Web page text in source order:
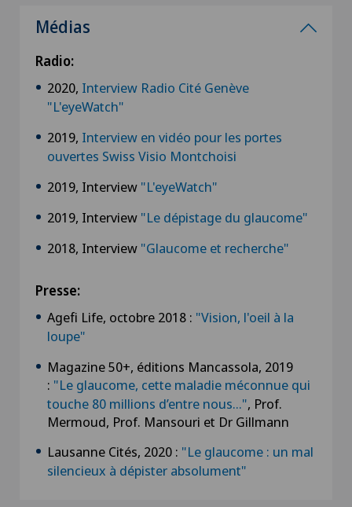
Médias
Radio:
2020, Interview Radio Cité Genève
"L'eyeWatch"
2019, Interview en vidéo pour les portes
ouvertes Swiss Visio Montchoisi
2019, Interview "L'eyeWatch"
2019, Interview "Le dépistage du glaucome"
2018, Interview "Glaucome et recherche"
Presse:
Agefi Life, octobre 2018 : "Vision, l'oeil à la
loupe"
Magazine 50+, éditions Mancassola, 2019
: "Le glaucome, cette maladie méconnue qui
touche 80 millions d’entre nous...", Prof.
Mermoud, Prof. Mansouri et Dr Gillmann
Lausanne Cités, 2020 : "Le glaucome : un mal
silencieux à dépister absolument"